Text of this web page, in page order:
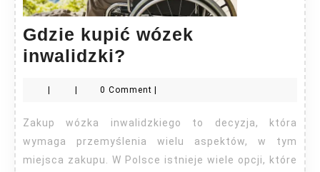
Gdzie kupić wózek
inwalidzki?
wózek
inwalidzki?
0 Comment
Zakup wózka inwalidzkiego to decyzja, która
wymaga przemyślenia wielu aspektów, w tym
miejsca zakupu. W Polsce istnieje wiele opcji, które